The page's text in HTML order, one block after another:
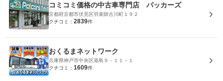
コミコミ価格の中古車専門店 パッカーズ
京都府京都市伏見区羽束師古川町１９２
クチコミ： 2839件
おくるまネットワーク
兵庫県神戸市中央区港島９－１１－１
クチコミ： 1609件